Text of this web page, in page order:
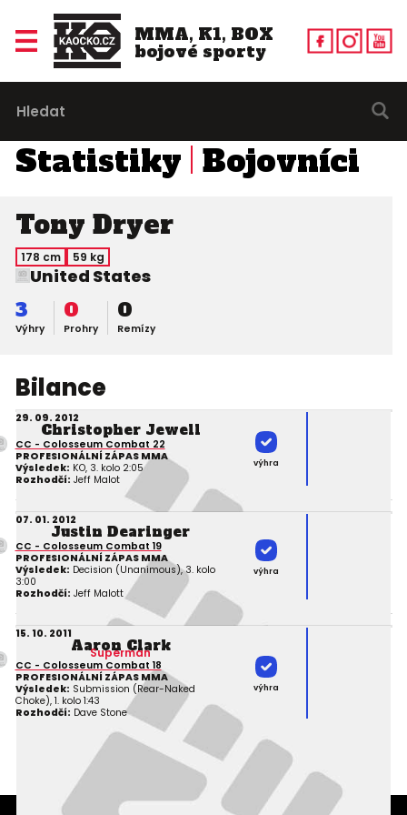
MMA, K1, BOX
bojové sporty
Statistiky Bojovníci
Tony Dryer
178 cm 59 kg
United States
Výhry
3
Prohry
0
Remízy
0
Bilance
29. 09. 2012
Christopher Jewell
CC - Colosseum Combat 22
PROFESIONÁLNÍ ZÁPAS MMA
Výsledek: KO, 3. kolo 2:05
Rozhodčí: Jeff Malot
výhra
07. 01. 2012
Justin Dearinger
CC - Colosseum Combat 19
PROFESIONÁLNÍ ZÁPAS MMA
Výsledek: Decision (Unanimous), 3. kolo
3:00
Rozhodčí: Jeff Malott
výhra
15. 10. 2011
Aaron Clark
Superman
CC - Colosseum Combat 18
PROFESIONÁLNÍ ZÁPAS MMA
Výsledek: Submission (Rear-Naked
Choke), 1. kolo 1:43
Rozhodčí: Dave Stone
výhra